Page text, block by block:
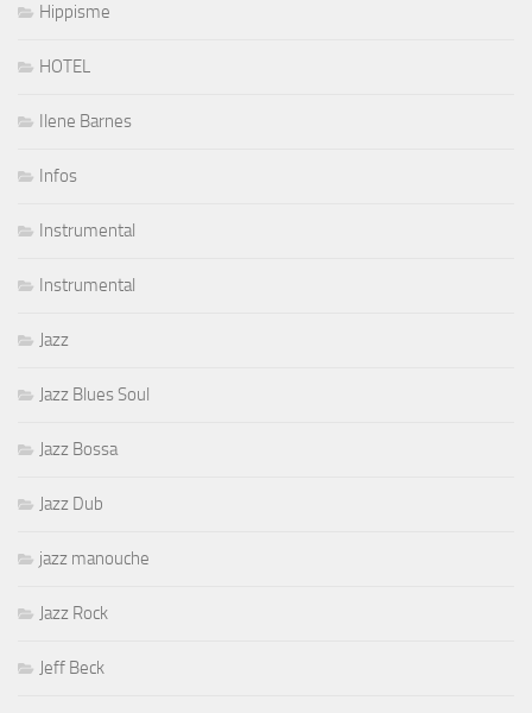
Hippisme
HOTEL
Ilene Barnes
Infos
Instrumental
Instrumental
Jazz
Jazz Blues Soul
Jazz Bossa
Jazz Dub
jazz manouche
Jazz Rock
Jeff Beck